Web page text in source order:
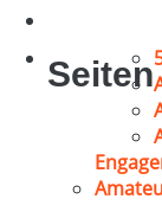
Seiten